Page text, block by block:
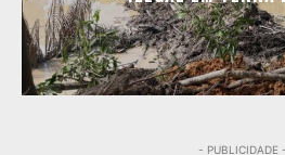
- PUBLICIDADE -